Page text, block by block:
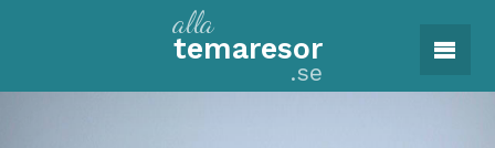
alla
temaresor
.se